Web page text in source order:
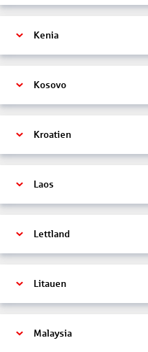
Kenia
Kosovo
Kroatien
Laos
Lettland
Litauen
Malaysia